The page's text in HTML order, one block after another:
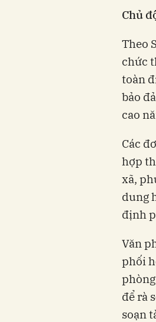
Chủ
Theo
chức
toàn
bảo
cao
Các
hợp
xã,
dung
định
Văn
phối
để rà
soạn